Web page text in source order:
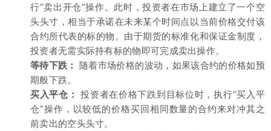
行“卖出开仓”操作。此时，投资者在市场上建立了一个空
头头寸，相当于承诺在未来某个时间点以当前价格交付该
合约所代表的标的物。由于期货的标准化和保证金制度，
投资者无需实际持有标的物即可完成卖出操作。
等待下跌： 随着市场价格的波动，如果该合约的价格如预
期般下跌。
买入平仓： 投资者在价格下跌到目标位时，执行“买入平
仓”操作，以较低的价格买回相同数量的合约来对冲其之
前卖出的空头头寸。